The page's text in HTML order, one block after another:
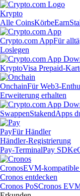
Krypto
Alle CoinsKörbeEarn
Crypto.com AppFür
Loslegen
KryptoVisa Prepaid-
OnchainFür Web3-
Erweiterung erhalten
SwappenStakendApps
PayFür Händler
Händler-Registrierung
Pay-TerminalPay SDK
CronosEVM-kompatible
Cronos entdecken
Cronos PoSCronos